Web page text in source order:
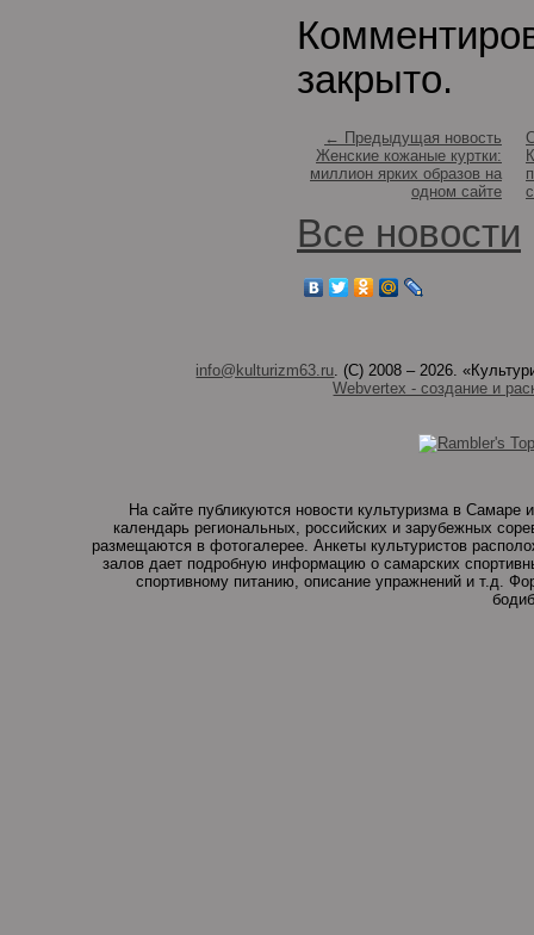
закрыто.
← Предыдущая новость
Женские кожаные куртки:
миллион ярких образов на
одном сайте
Все новости
info@kulturizm63.ru. (C) 2008 – 2026.
Webvertex - создание и
На сайте публикуются новости культуризма в
календарь региональных, российских и зарубежных
размещаются в фотогалерее. Анкеты культуристов
залов дает подробную информацию о самарских
спортивному питанию, описание упражнений и т.д.